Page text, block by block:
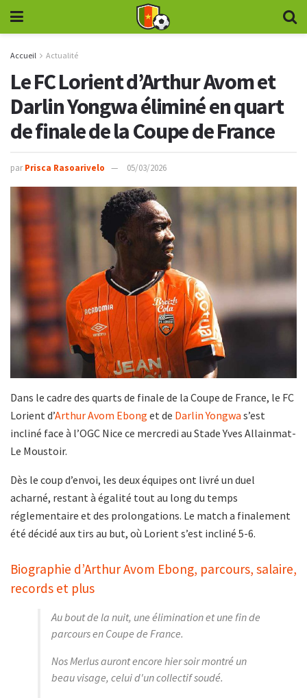
Accueil Actualité
Le FC Lorient d’Arthur Avom et
Darlin Yongwa éliminé en quart
de finale de la Coupe de France
par Prisca Rasoarivelo 05/03/2026
Dans le cadre des quarts de finale de la Coupe de France, le FC
Lorient d’Arthur Avom Ebong et de Darlin Yongwa s’est
incliné face à l’OGC Nice ce mercredi au Stade Yves Allainmat-
Le Moustoir.
Dès le coup d’envoi, les deux équipes ont livré un duel
acharné, restant à égalité tout au long du temps
réglementaire et des prolongations. Le match a finalement
été décidé aux tirs au but, où Lorient s’est incliné 5-6.
Biographie d’Arthur Avom Ebong, parcours, salaire,
records et plus
Au bout de la nuit, une élimination et une fin de
parcours en Coupe de France.
Nos Merlus auront encore hier soir montré un
beau visage, celui d'un collectif soudé.